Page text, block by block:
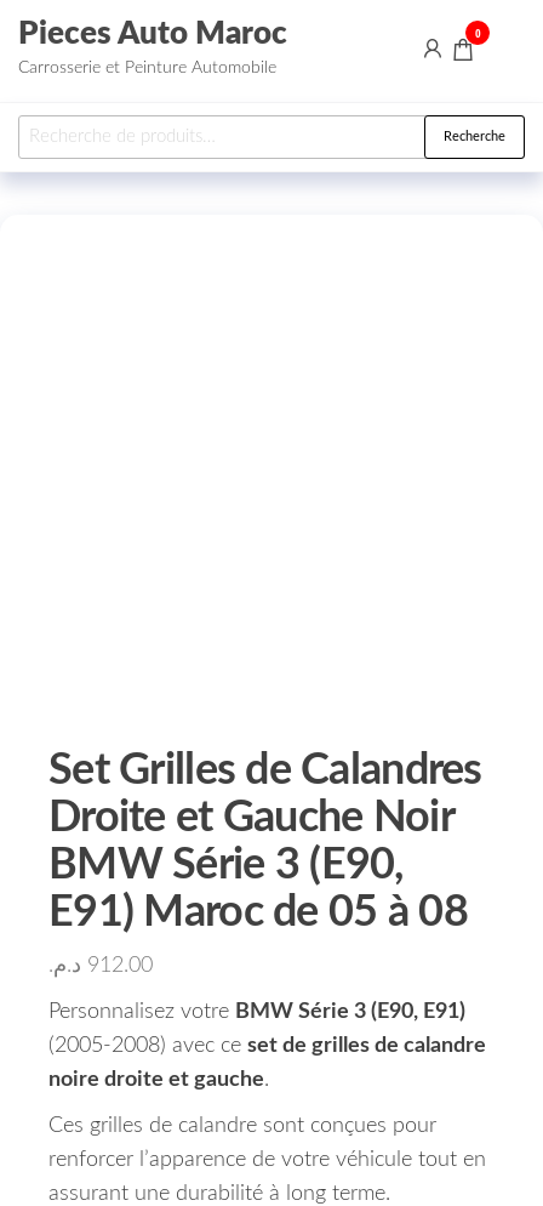
Aller au contenu
Pieces Auto Maroc
Carrosserie et Peinture Automobile
0
Recherche pour : Recherche
Set Grilles de Calandres
Droite et Gauche Noir
BMW Série 3 (E90,
E91) Maroc de 05 à 08
912.00 د.م.
Personnalisez votre BMW Série 3 (E90, E91)
(2005-2008) avec ce set de grilles de calandre
noire droite et gauche.
Ces grilles de calandre sont conçues pour
renforcer l’apparence de votre véhicule tout en
assurant une durabilité à long terme.